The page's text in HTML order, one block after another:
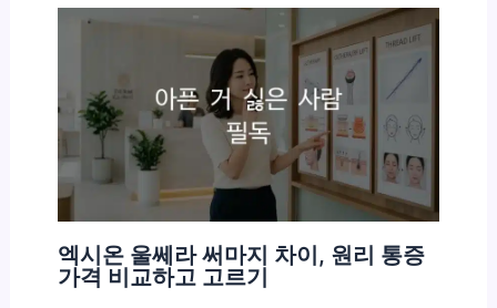
엑시온 울쎄라 써마지 차이, 원리 통증
가격 비교하고 고르기